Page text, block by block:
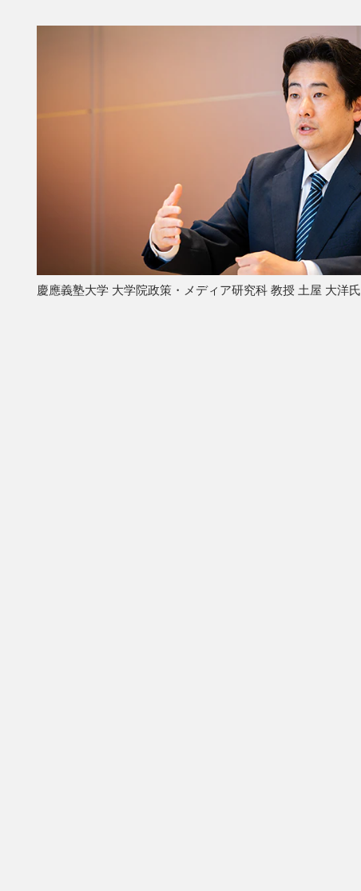
慶應義塾大学 大学院政策・メディア研究科 教授 土屋 大洋氏